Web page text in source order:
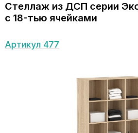
Стеллаж из ДСП серии
с 18-тью ячейками
Артикул 477